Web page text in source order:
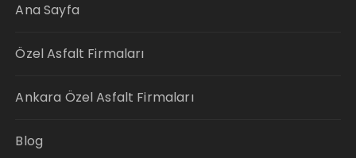
Ana Sayfa
Özel Asfalt Firmaları
Ankara Özel Asfalt Firmaları
Blog